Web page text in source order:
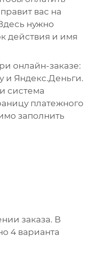
вас на
нужно
действия и имя
онлайн-заказе:
и Яндекс.Деньги.
система
платежного
заполнить
заказа. В
4 варианта